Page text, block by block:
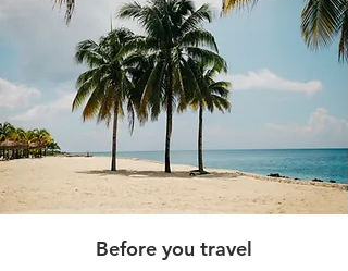
Before you travel